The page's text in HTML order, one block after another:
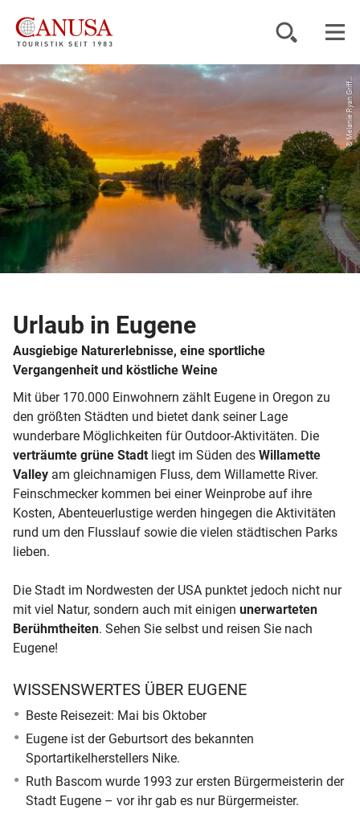
Reiseziele
Reisearten
Inspiration
Service
© Melanie Ryan Griff...
Urlaub in Eugene
Ausgiebige Naturerlebnisse, eine sportliche
Vergangenheit und köstliche Weine
Mit über 170.000 Einwohnern zählt Eugene in Oregon zu
den größten Städten und bietet dank seiner Lage
wunderbare Möglichkeiten für Outdoor-Aktivitäten. Die
verträumte grüne Stadt liegt im Süden des Willamette
Valley am gleichnamigen Fluss, dem Willamette River.
Feinschmecker kommen bei einer Weinprobe auf ihre
Kosten, Abenteuerlustige werden hingegen die Aktivitäten
rund um den Flusslauf sowie die vielen städtischen Parks
lieben.
Die Stadt im Nordwesten der USA punktet jedoch nicht nur
mit viel Natur, sondern auch mit einigen unerwarteten
Berühmtheiten. Sehen Sie selbst und reisen Sie nach
Eugene!
WISSENSWERTES ÜBER EUGENE
Beste Reisezeit: Mai bis Oktober
Eugene ist der Geburtsort des bekannten
Sportartikelherstellers Nike.
Ruth Bascom wurde 1993 zur ersten Bürgermeisterin der
Stadt Eugene – vor ihr gab es nur Bürgermeister.